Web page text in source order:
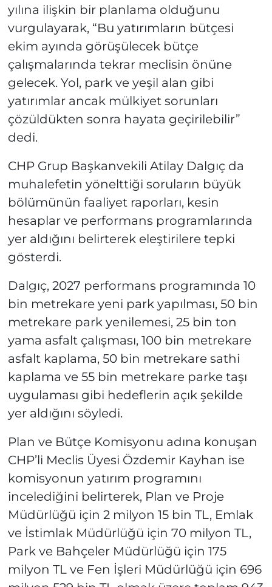
yılına ilişkin bir planlama olduğunu
vurgulayarak, “Bu yatırımların bütçesi
ekim ayında görüşülecek bütçe
çalışmalarında tekrar meclisin önüne
gelecek. Yol, park ve yeşil alan gibi
yatırımlar ancak mülkiyet sorunları
çözüldükten sonra hayata geçirilebilir”
dedi.
CHP Grup Başkanvekili Atilay Dalgıç da
muhalefetin yönelttiği soruların büyük
bölümünün faaliyet raporları, kesin
hesaplar ve performans programlarında
yer aldığını belirterek eleştirilere tepki
gösterdi.
Dalgıç, 2027 performans programında 10
bin metrekare yeni park yapılması, 50 bin
metrekare park yenilemesi, 25 bin ton
yama asfalt çalışması, 100 bin metrekare
asfalt kaplama, 50 bin metrekare sathi
kaplama ve 55 bin metrekare parke taşı
uygulaması gibi hedeflerin açık şekilde
yer aldığını söyledi.
Plan ve Bütçe Komisyonu adına konuşan
CHP’li Meclis Üyesi Özdemir Kayhan ise
komisyonun yatırım programını
incelediğini belirterek, Plan ve Proje
Müdürlüğü için 2 milyon 15 bin TL, Emlak
ve İstimlak Müdürlüğü için 70 milyon TL,
Park ve Bahçeler Müdürlüğü için 175
milyon TL ve Fen İşleri Müdürlüğü için 696